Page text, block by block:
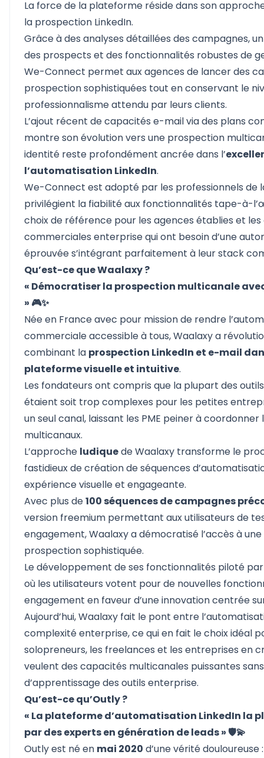
La force de la plateforme réside dans son
la prospection LinkedIn.
Grâce à des analyses détaillées des campagnes,
des prospects et des fonctionnalités robustes de
We-Connect permet aux agences de lancer des
prospection sophistiquées tout en conservant le
professionnalisme attendu par leurs clients.
L’ajout récent de capacités e-mail via des plans
montre son évolution vers une prospection
identité reste profondément ancrée dans l’
l’automatisation LinkedIn.
We-Connect est adopté par les professionnels de
privilégient la fiabilité aux fonctionnalités tape-à-
choix de référence pour les agences établies et les
commerciales enterprise qui ont besoin d’une
éprouvée s’intégrant parfaitement à leur stack
Qu’est-ce que Waalaxy ?
« Démocratiser la prospection multicanale
» 🎮✨
Née en France avec pour mission de rendre
commerciale accessible à tous,Waalaxya
combinant la prospection LinkedIn et e-mail
plateforme visuelle et intuitive.
Les fondateurs ont compris que la plupart des
étaient soit trop complexes pour les petites
un seul canal, laissant les PME peiner à
multicanaux.
L’approche ludiquede Waalaxy transforme le
fastidieux de création de séquences
expérience visuelle et engageante.
Avec plus de100 séquences de campagnes
version freemium permettant aux utilisateurs de
engagement, Waalaxy a démocratisé l’accès à
prospection sophistiquée.
Le développement de ses fonctionnalités piloté
où les utilisateurs votent pour de nouvelles
engagement en faveur d’une innovation centrée
Aujourd’hui, Waalaxy fait le pont entre
complexité enterprise, ce qui en fait le choix idéal
solopreneurs, les freelances et les entreprises en
veulent des capacités multicanales puissantes
d’apprentissage des outils enterprise.
Qu’est-ce qu’Outly ?
« La plateforme d’automatisation LinkedIn la
par des experts en génération de leads » 🛡️💫
Outlyest né en mai 2020 d’une vérité douloureuse